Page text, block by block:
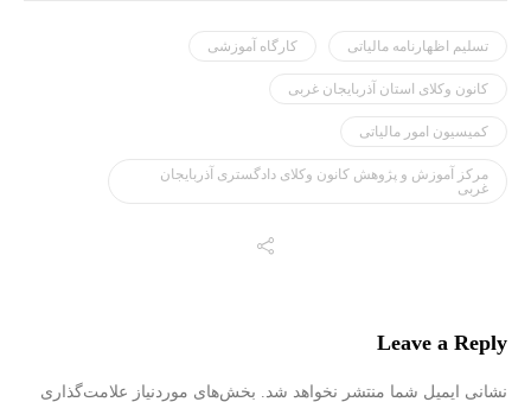
تسلیم اظهارنامه مالیاتی کارگاه آموزشی
کانون وکلای استان آذربایجان غربی
کمیسیون امور مالیاتی
مرکز آموزش و پژوهش کانون وکلای دادگستری آذربایجان
غربی
Leave a Reply
نشانی ایمیل شما منتشر نخواهد شد. بخش‌های موردنیاز علامت‌گذاری